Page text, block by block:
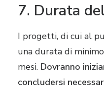
7. Durata
I progetti, di cui al
una durata di
mesi. Dovranno
concludersi